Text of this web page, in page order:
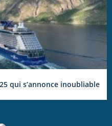
qui s’annonce inoubliable